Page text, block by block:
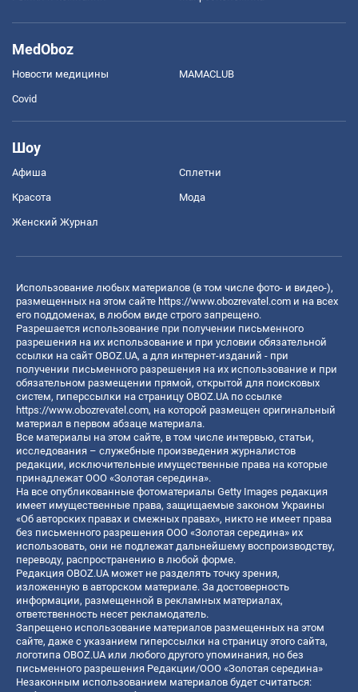
MedOboz
Новости медицины MAMACLUB
Covid
Шоу
Афиша Сплетни
Красота Мода
Женский Журнал
Использование любых материалов (в том числе фото- и видео-),
размещенных на этом сайте https://www.obozrevatel.com и на всех
его поддоменах, в любом виде строго запрещено.
Разрешается использование при получении письменного
разрешения на их использование и при условии обязательной
ссылки на сайт OBOZ.UA, а для интернет-изданий - при
получении письменного разрешения на их использование и при
обязательном размещении прямой, открытой для поисковых
систем, гиперссылки на страницу OBOZ.UA по ссылке
https://www.obozrevatel.com, на которой размещен оригинальный
материал в первом абзаце материала.
Все материалы на этом сайте, в том числе интервью, статьи,
исследования – служебные произведения журналистов
редакции, исключительные имущественные права на которые
принадлежат ООО «Золотая середина».
На все опубликованные фотоматериалы Getty Images редакция
имеет имущественные права, защищаемые законом Украины
«Об авторских правах и смежных правах», никто не имеет права
без письменного разрешения ООО «Золотая середина» их
использовать, они не подлежат дальнейшему воспроизводству,
переводу, распространению в любой форме.
Редакция OBOZ.UA может не разделять точку зрения,
изложенную в авторском материале. За достоверность
информации, размещенной в рекламных материалах,
ответственность несет рекламодатель.
Запрещено использование материалов размещенных на этом
сайте, даже с указанием гиперссылки на страницу этого сайта,
логотипа OBOZ.UA или любого другого упоминания, но без
письменного разрешения Редакции/ООО «Золотая середина»
Незаконным использованием материалов будет считаться: